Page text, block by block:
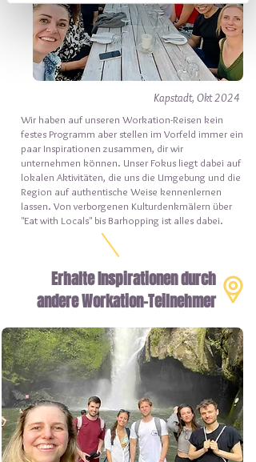
Kapstadt, Okt 2024
Wir haben auf unseren Workation-Reisen kein
festes Programm aber stellen im Vorfeld immer ein
paar Inspirationen zusammen, dir wir
unternehmen können. Unser Fokus liegt dabei auf
lokalen Aktivitäten, die uns die Umgebung und die
Region auf authentische Weise kennenlernen
lassen. Von verborgenen Kulturdenkmälern über
"Eat with Locals" bis Barhopping ist alles dabei.
Erhalte Inspirationen durch
andere Workation-Teilnehmer